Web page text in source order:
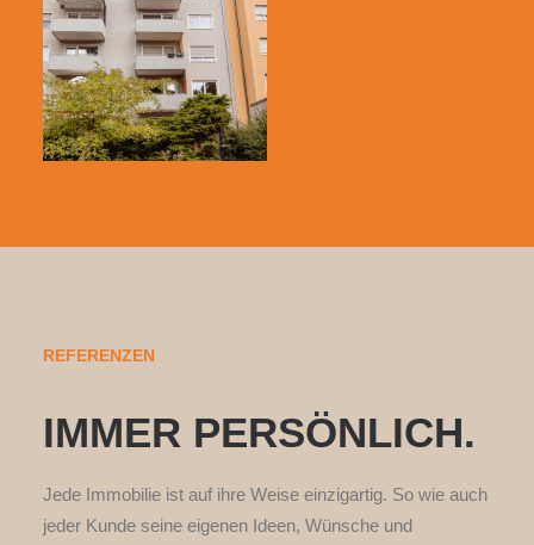
REFERENZEN
IMMER PERSÖNLICH.
Jede Immobilie ist auf ihre Weise einzigartig. So wie auch
jeder Kunde seine eigenen Ideen, Wünsche und